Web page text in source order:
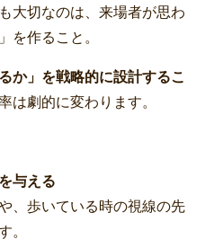
大切なのは、来場者が思わ
を作ること。
か」を戦略的に設計するこ
は劇的に変わります。
与える
、歩いている時の視線の先
。